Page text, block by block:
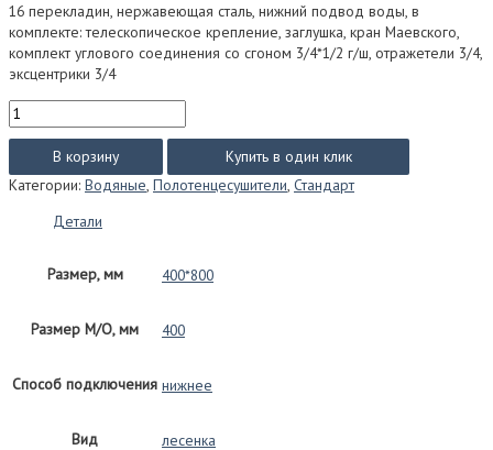
16 перекладин, нержавеющая сталь, нижний подвод воды, в
комплекте: телескопическое крепление, заглушка, кран Маевского,
комплект углового соединения со сгоном 3/4*1/2 г/ш, отражетели 3/4,
эксцентрики 3/4
Количество
товара
Аврора
с
полкой
стандарт
(водяной)
400*800
В корзину
Купить в один клик
Категории: Водяные, Полотенцесушители, Стандарт
Детали
Размер, мм 400*800
Размер М/О, мм 400
Способ подключения нижнее
Вид лесенка